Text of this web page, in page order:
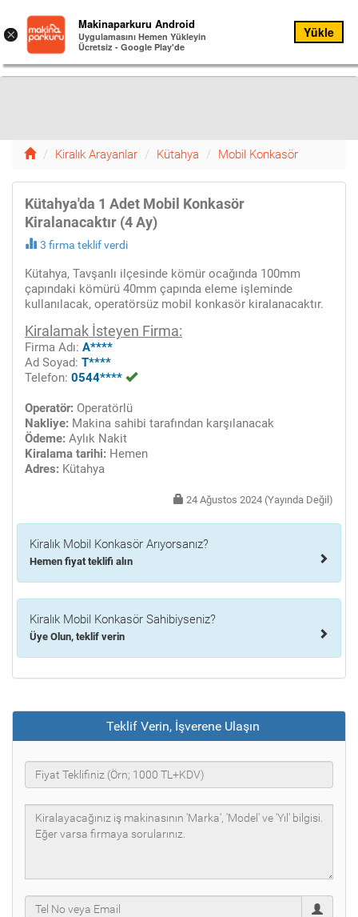
Menu
Kiralık Arayanlar Kütahya Mobil Konkasör
Kütahya'da 1 Adet Mobil Konkasör
Kiralanacaktır (4 Ay)
3 firma teklif verdi
Kütahya, Tavşanlı ilçesinde kömür ocağında 100mm
çapındaki kömürü 40mm çapında eleme işleminde
kullanılacak, operatörsüz mobil konkasör kiralanacaktır.
Kiralamak İsteyen Firma:
Firma Adı: A****
Ad Soyad: T****
Telefon: 0544****
Operatör: Operatörlü
Nakliye: Makina sahibi tarafından karşılanacak
Ödeme: Aylık Nakit
Kiralama tarihi: Hemen
Adres: Kütahya
24 Ağustos 2024 (Yayında Değil)
Kiralık Mobil Konkasör Arıyorsanız?
Hemen fiyat teklifi alın
Kiralık Mobil Konkasör Sahibiyseniz?
Üye Olun, teklif verin
Teklif Verin, İşverene Ulaşın
×
Makinaparkuru Android
Uygulamasını Hemen Yükleyin
Ücretsiz - Google Play'de
Yükle